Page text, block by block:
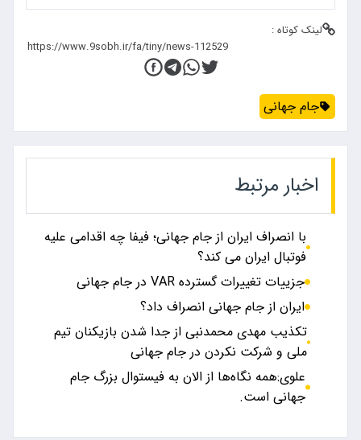
لینک کوتاه :
جام جهانی
اخبار مرتبط
با انصراف ایران از جام جهانی؛ فیفا چه اقدامی علیه
فوتبال ایران می کند؟
جزییات تغییرات گسترده VAR در جام جهانی
ایران از جام جهانی انصراف داد؟
تکذیب مهدی محمدنبی از جدا شدن بازیکنان تیم
ملی و شرکت نکردن در جام جهانی
علوی:همه نگاه‌ها از الان به فیستوال بزرگ جام
جهانی است.